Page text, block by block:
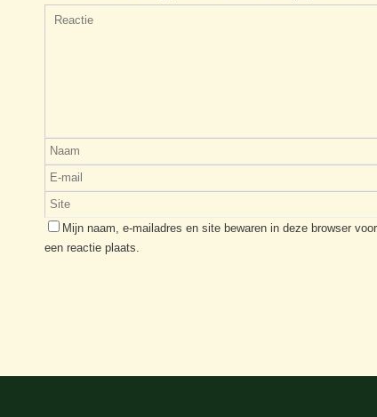
Mijn naam, e-mailadres en site bewaren in deze browser
een reactie plaats.